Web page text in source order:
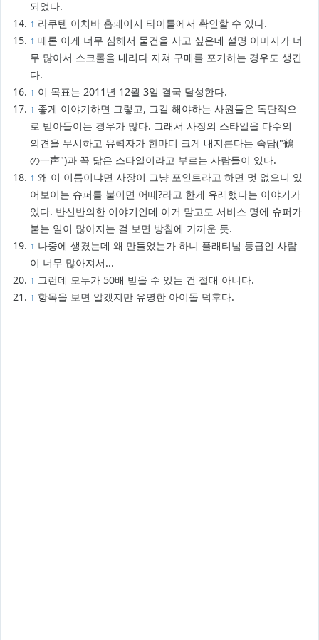
되었다.
↑ 라쿠텐 이치바 홈페이지 타이틀에서 확인할 수 있다.
↑ 때론 이게 너무 심해서 물건을 사고 싶은데 설명 이미지가 너
무 많아서 스크롤을 내리다 지쳐 구매를 포기하는 경우도 생긴
다.
↑ 이 목표는 2011년 12월 3일 결국 달성한다.
↑ 좋게 이야기하면 그렇고, 그걸 해야하는 사원들은 독단적으
로 받아들이는 경우가 많다. 그래서 사장의 스타일을 다수의
의견을 무시하고 유력자가 한마디 크게 내지른다는 속담("鶴
の一声")과 꼭 닮은 스타일이라고 부르는 사람들이 있다.
↑ 왜 이 이름이냐면 사장이 그냥 포인트라고 하면 멋 없으니 있
어보이는 슈퍼를 붙이면 어때?라고 한게 유래했다는 이야기가
있다. 반신반의한 이야기인데 이거 말고도 서비스 명에 슈퍼가
붙는 일이 많아지는 걸 보면 방침에 가까운 듯.
↑ 나중에 생겼는데 왜 만들었는가 하니 플래티넘 등급인 사람
이 너무 많아져서...
↑ 그런데 모두가 50배 받을 수 있는 건 절대 아니다.
↑ 항목을 보면 알겠지만 유명한 아이돌 덕후다.